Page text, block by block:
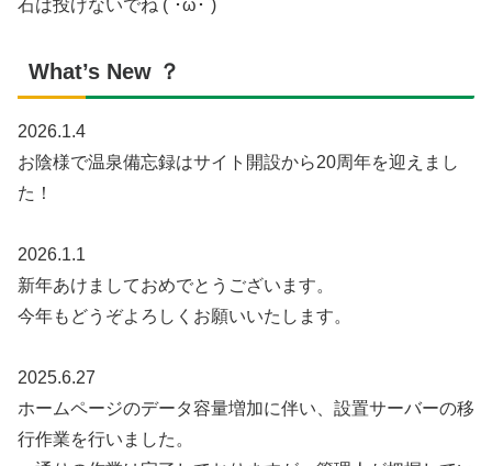
石は投げないでね (´･ω･`)
What’s New ？
2026.1.4
お陰様で温泉備忘録はサイト開設から20周年を迎えまし
た！
2026.1.1
新年あけましておめでとうございます。
今年もどうぞよろしくお願いいたします。
2025.6.27
ホームページのデータ容量増加に伴い、設置サーバーの移
行作業を行いました。